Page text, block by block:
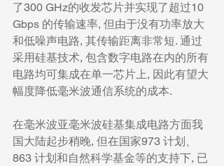
了300 GHz的收发芯片并实现了超过10
Gbps 的传输速率, 但由于没有功率放大
和低噪声电路, 其传输距离非常短. 通过
采用硅基技术, 包含数字电路在内的所有
电路均可集成在单一芯片上, 因此有望大
幅度降低毫米波通信系统的成本.
在毫米波亚毫米波硅基集成电路方面我
国大陆起步稍晚, 但在国家973 计划、
863 计划和自然科学基金等的支持下, 已